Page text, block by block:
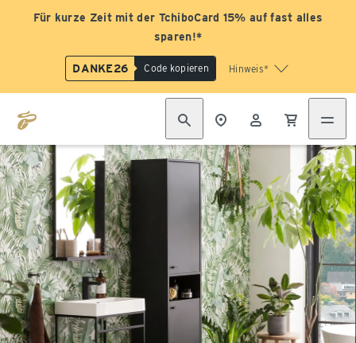
Für kurze Zeit mit der TchiboCard 15% auf fast alles
sparen!*
DANKE26 Code kopieren Hinweis*